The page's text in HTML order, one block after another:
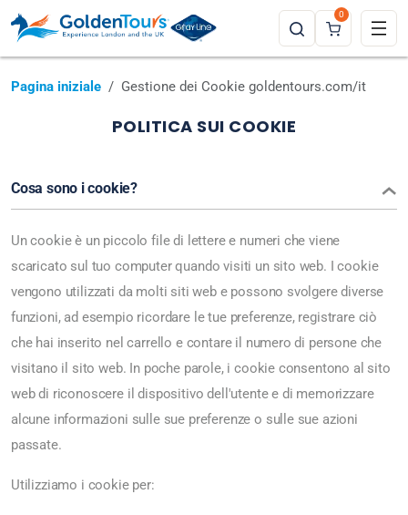
0
Pagina iniziale Gestione dei Cookie goldentours.com/it
POLITICA SUI COOKIE
Cosa sono i cookie?
Un cookie è un piccolo file di lettere e numeri che viene
scaricato sul tuo computer quando visiti un sito web. I cookie
vengono utilizzati da molti siti web e possono svolgere diverse
funzioni, ad esempio ricordare le tue preferenze, registrare ciò
che hai inserito nel carrello e contare il numero di persone che
visitano il sito web. In poche parole, i cookie consentono al sito
web di riconoscere il dispositivo dell'utente e di memorizzare
alcune informazioni sulle sue preferenze o sulle sue azioni
passate.
Utilizziamo i cookie per: